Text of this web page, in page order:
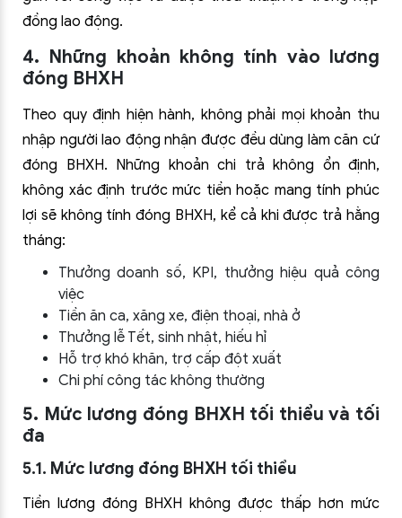
đồng lao động.
4. Những khoản không tính vào lương
đóng BHXH
Theo quy định hiện hành, không phải mọi khoản thu
nhập người lao động nhận được đều dùng làm căn cứ
đóng BHXH. Những khoản chi trả không ổn định,
không xác định trước mức tiền hoặc mang tính phúc
lợi sẽ không tính đóng BHXH, kể cả khi được trả hằng
tháng:
Thưởng doanh số, KPI, thưởng hiệu quả công
việc
Tiền ăn ca, xăng xe, điện thoại, nhà ở
Thưởng lễ Tết, sinh nhật, hiếu hỉ
Hỗ trợ khó khăn, trợ cấp đột xuất
Chi phí công tác không thường
5. Mức lương đóng BHXH tối thiểu và tối
đa
5.1. Mức lương đóng BHXH tối thiểu
Tiền lương đóng BHXH không được thấp hơn mức